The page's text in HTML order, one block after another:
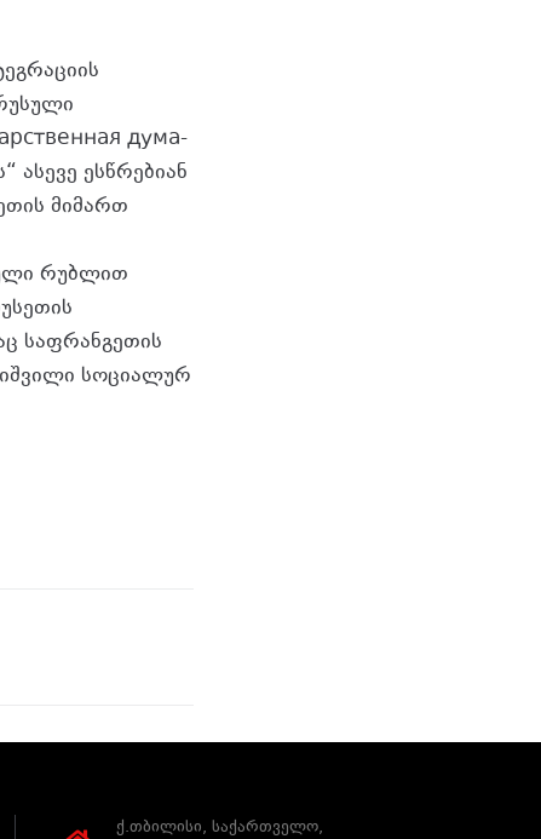
дума-
ესწრებიან
მიმართ
რუბლით
საფრანგეთის
სოციალურ
ქ.თბილისი, საქართველო,